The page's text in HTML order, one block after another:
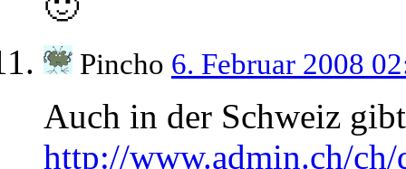
Pincho 6. Februar 2008
Auch in der Schweiz
http://www.admin.ch/